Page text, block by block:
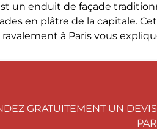
un enduit de façade
en plâtre de la capitale.
à Paris vous
GRATUITEMENT UN